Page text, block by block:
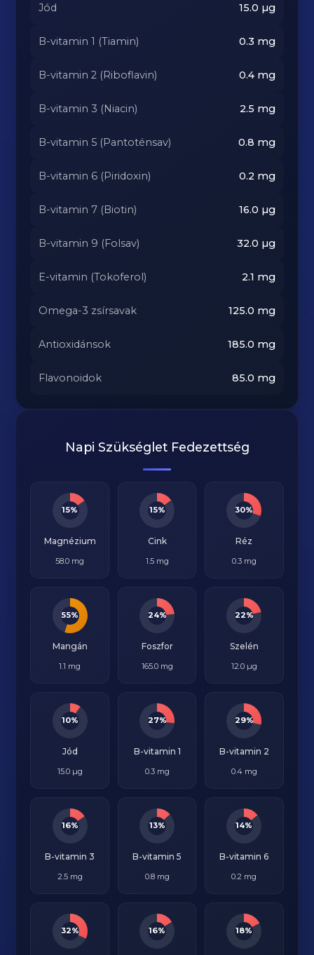
Jód 15.0 µg
B-vitamin 1 (Tiamin) 0.3 mg
B-vitamin 2 (Riboflavin) 0.4mg
B-vitamin 3 (Niacin) 2.5 mg
B-vitamin 5 (Pantoténsav) 0.8 mg
B-vitamin 6 (Piridoxin) 0.2 mg
B-vitamin 7 (Biotin) 16.0 µg
B-vitamin 9 (Folsav) 32.0 µg
E-vitamin (Tokoferol) 2.1 mg
Omega-3 zsírsavak 125.0 mg
Antioxidánsok 185.0 mg
Flavonoidok 85.0 mg
Napi Szükséglet Fedezettség
15%
Magnézium
58.0 mg
15%
Cink
1.5 mg
30%
Réz
0.3 mg
55%
Mangán
1.1 mg
24%
Foszfor
165.0 mg
22%
Szelén
12.0 µg
10%
Jód
15.0 µg
27%
B-vitamin 1
0.3 mg
29%
B-vitamin 2
0.4 mg
16%
B-vitamin 3
2.5 mg
13%
B-vitamin 5
0.8 mg
14%
B-vitamin 6
0.2 mg
32% 16% 18%